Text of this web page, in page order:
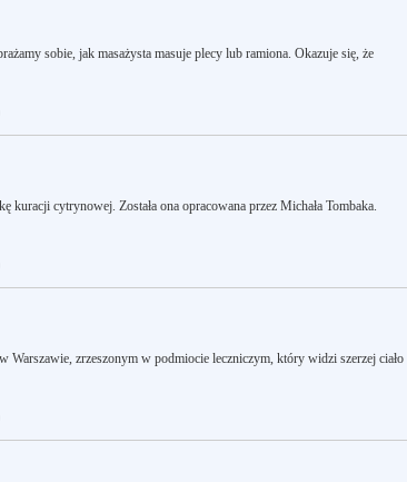
sobie, jak masażysta masuje plecy lub ramiona. Okazuje się, że
kuracji cytrynowej. Została ona opracowana przez Michała Tombaka.
Warszawie, zrzeszonym w podmiocie leczniczym, który widzi szerzej ciało